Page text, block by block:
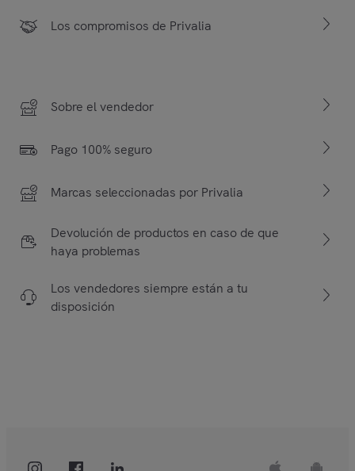
Los compromisos de Privalia
Sobre el vendedor
Pago 100% seguro
Marcas seleccionadas por Privalia
Devolución de productos en caso de que
haya problemas
Los vendedores siempre están a tu
disposición